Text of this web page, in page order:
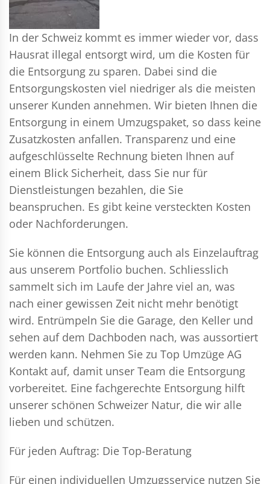
In der Schweiz kommt es immer wieder vor, dass
Hausrat illegal entsorgt wird, um die Kosten für
die Entsorgung zu sparen. Dabei sind die
Entsorgungskosten viel niedriger als die meisten
unserer Kunden annehmen. Wir bieten Ihnen die
Entsorgung in einem Umzugspaket, so dass keine
Zusatzkosten anfallen. Transparenz und eine
aufgeschlüsselte Rechnung bieten Ihnen auf
einem Blick Sicherheit, dass Sie nur für
Dienstleistungen bezahlen, die Sie
beanspruchen. Es gibt keine versteckten Kosten
oder Nachforderungen.
Sie können die Entsorgung auch als Einzelauftrag
aus unserem Portfolio buchen. Schliesslich
sammelt sich im Laufe der Jahre viel an, was
nach einer gewissen Zeit nicht mehr benötigt
wird. Entrümpeln Sie die Garage, den Keller und
sehen auf dem Dachboden nach, was aussortiert
werden kann. Nehmen Sie zu Top Umzüge AG
Kontakt auf, damit unser Team die Entsorgung
vorbereitet. Eine fachgerechte Entsorgung hilft
unserer schönen Schweizer Natur, die wir alle
lieben und schützen.
Für jeden Auftrag: Die Top-Beratung
Für einen individuellen Umzugsservice nutzen Sie